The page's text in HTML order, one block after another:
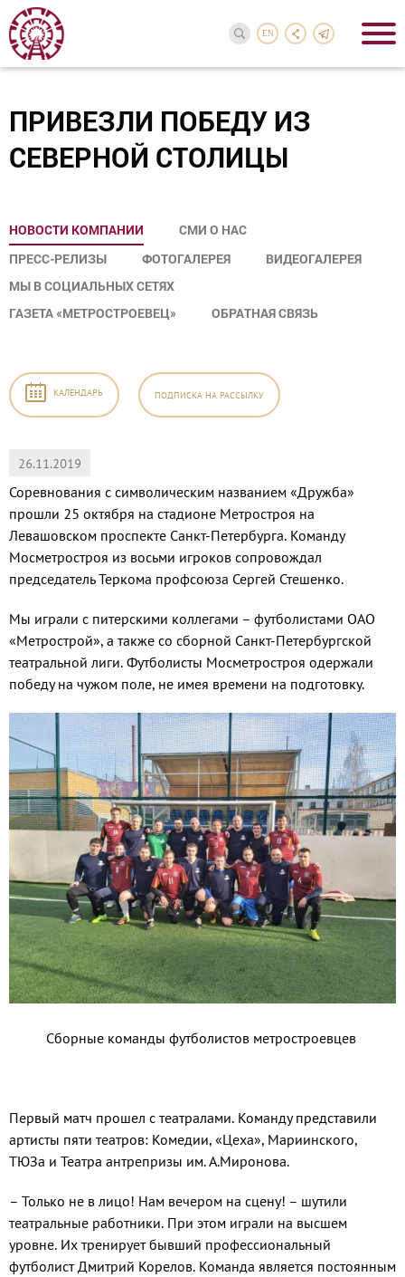
EN
ПРИВЕЗЛИ ПОБЕДУ ИЗ
СЕВЕРНОЙ СТОЛИЦЫ
НОВОСТИ КОМПАНИИ
СМИ О НАС
ПРЕСС-РЕЛИЗЫ
ФОТОГАЛЕРЕЯ
ВИДЕОГАЛЕРЕЯ
МЫ В СОЦИАЛЬНЫХ СЕТЯХ
ГАЗЕТА «МЕТРОСТРОЕВЕЦ»
ОБРАТНАЯ СВЯЗЬ
КАЛЕНДАРЬ ПОДПИСКА НА РАССЫЛКУ
26.11.2019
Соревнования с символическим названием «Дружба»
прошли 25 октября на стадионе Метростроя на
Левашовском проспекте Санкт-Петербурга. Команду
Мосметростроя из восьми игроков сопровождал
председатель Теркома профсоюза Сергей Стешенко.
Мы играли с питерскими коллегами – футболистами ОАО
«Метрострой», а также со сборной Санкт-Петербургской
театральной лиги. Футболисты Мосметростроя одержали
победу на чужом поле, не имея времени на подготовку.
Сборные команды футболистов метростроевцев
Первый матч прошел с театралами. Команду представили
артисты пяти театров: Комедии, «Цеха», Мариинского,
ТЮЗа и Театра антрепризы им. А.Миронова.
– Только не в лицо! Нам вечером на сцену! – шутили
театральные работники. При этом играли на высшем
уровне. Их тренирует бывший профессиональный
футболист Дмитрий Корелов. Команда является постоянным